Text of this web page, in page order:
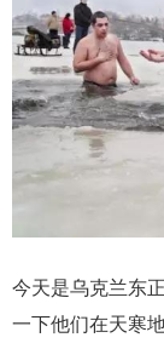
今天是乌克兰东
一下他们在天寒